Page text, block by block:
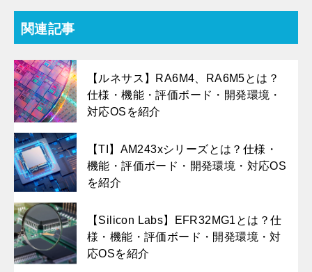
関連記事
【ルネサス】RA6M4、RA6M5とは？
仕様・機能・評価ボード・開発環境・
対応OSを紹介
【TI】AM243xシリーズとは？仕様・
機能・評価ボード・開発環境・対応OS
を紹介
【Silicon Labs】EFR32MG1とは？仕
様・機能・評価ボード・開発環境・対
応OSを紹介